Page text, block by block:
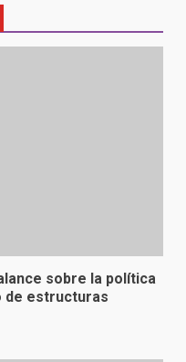
sobre la política
de estructuras